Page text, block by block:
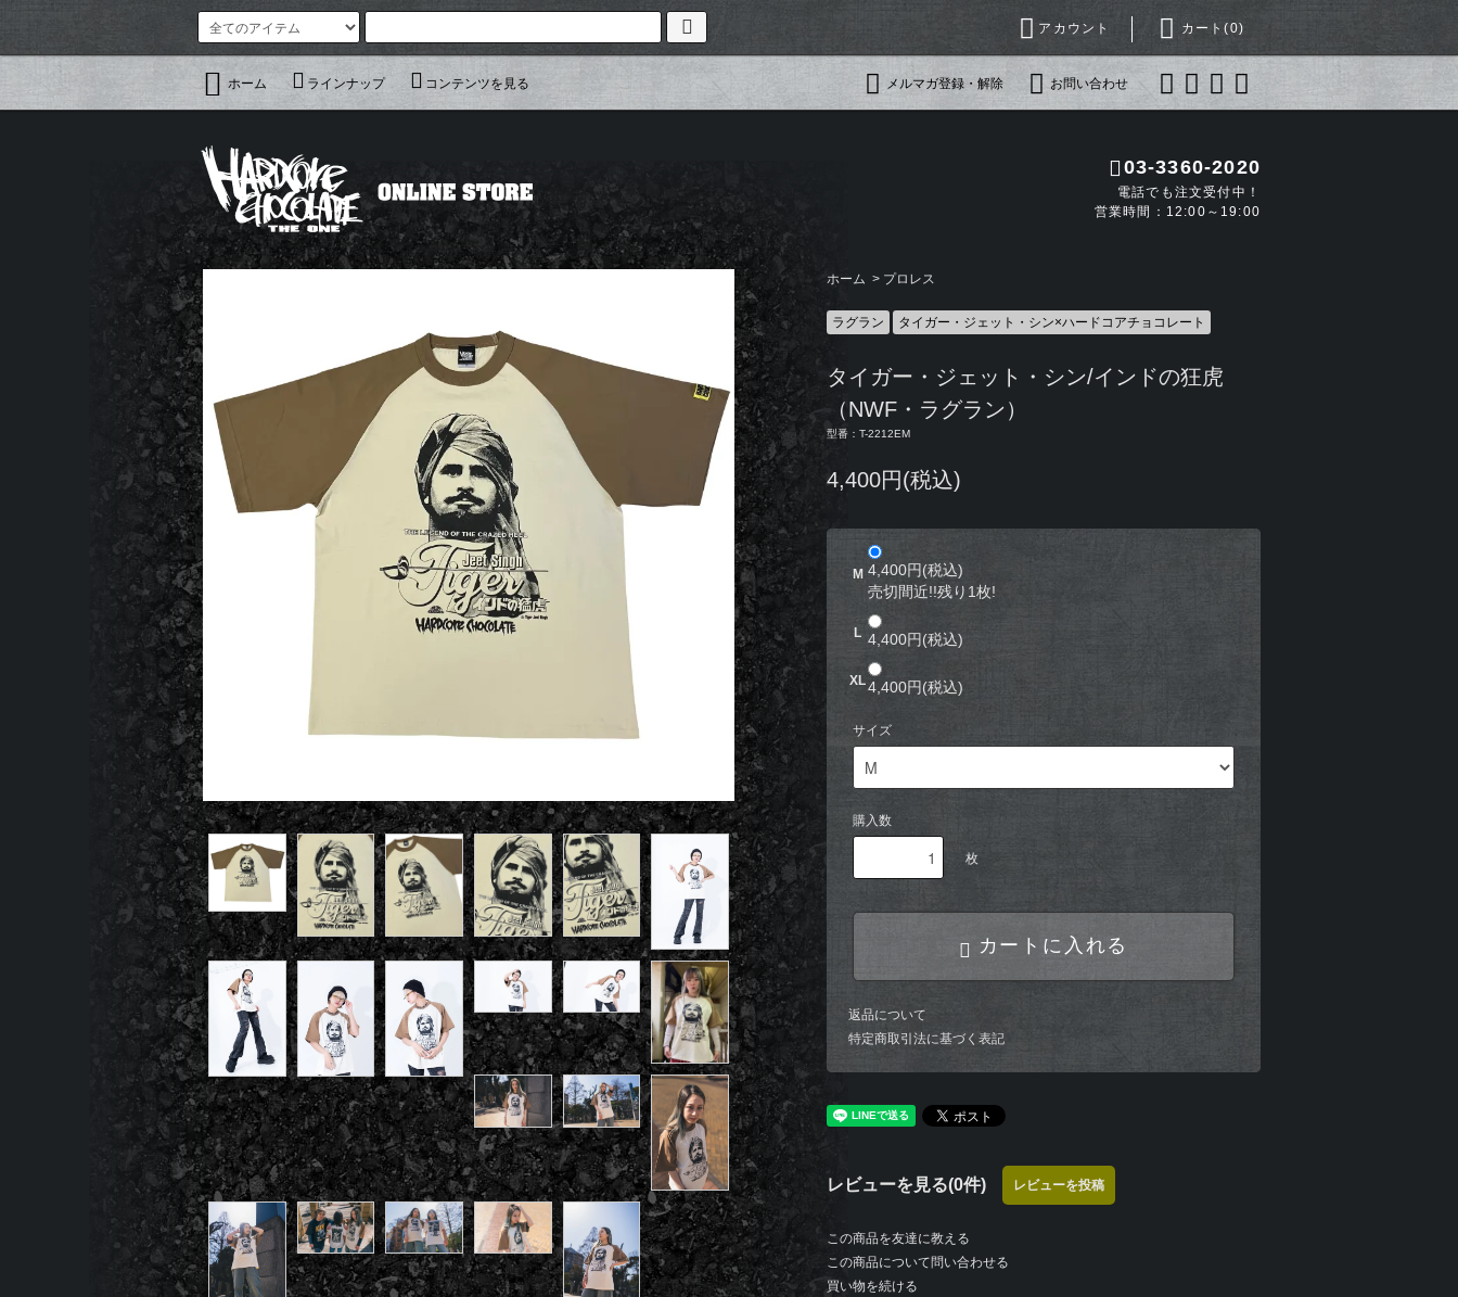
アカウント カート(0)
ホーム ラインナップ コンテンツを見る メルマガ登録・解除 お問い合わせ
03-3360-2020
電話でも注文受付中！
営業時間：12:00～19:00
ホーム > プロレス
ラグラン タイガー・ジェット・シン×ハードコアチョコレート
タイガー・ジェット・シン/インドの狂虎
（NWF・ラグラン）
型番：T-2212EM
4,400円(税込)
M 4,400円(税込)
売切間近!!残り1枚!
L 4,400円(税込)
XL4,400円(税込)
サイズ
購入数
枚
カートに入れる
返品について
特定商取引法に基づく表記
レビューを見る(0件) レビューを投稿
この商品を友達に教える
この商品について問い合わせる
買い物を続ける